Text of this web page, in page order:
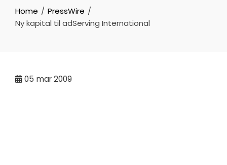
Home
PressWire
Ny kapital til adServing International
05 mar 2009